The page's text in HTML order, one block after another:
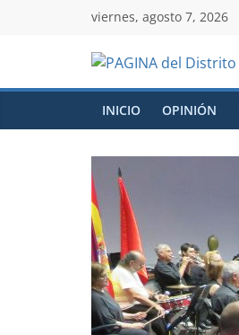
viernes, agosto 7, 2026
INICIO OPINIÓN